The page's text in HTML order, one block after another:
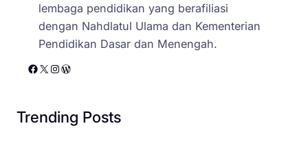
lembaga pendidikan yang berafiliasi
dengan Nahdlatul Ulama dan Kementerian
Pendidikan Dasar dan Menengah.
Facebook X Instagram WordPress
Trending Posts